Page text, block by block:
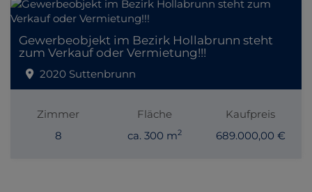
Gewerbeobjekt im Bezirk Hollabrunn steht
zum Verkauf oder Vermietung!!!
2020 Suttenbrunn
Zimmer
8
Fläche
ca. 300 m2
Kaufpreis
689.000,00 €